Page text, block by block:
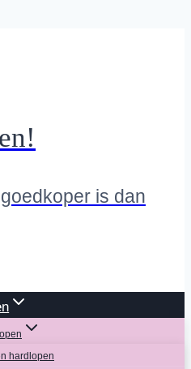
is dan
hardlopen